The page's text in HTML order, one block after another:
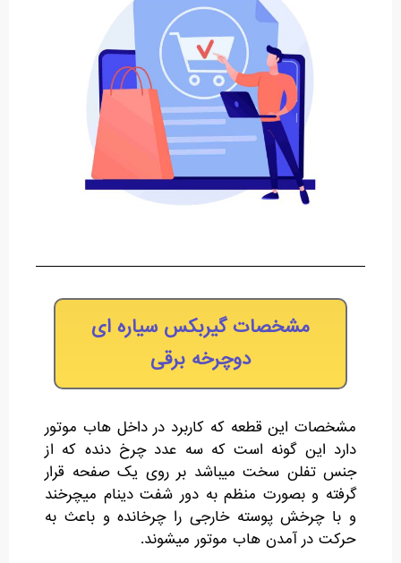
مشخصات گیربکس سیاره ای
دوچرخه برقی
مشخصات این قطعه که کاربرد در داخل هاب موتور
دارد این گونه است که سه عدد چرخ دنده که از
جنس تفلن سخت میباشد بر روی یک صفحه قرار
گرفته و بصورت منظم به دور شفت دینام میچرخند
و با چرخش پوسته خارجی را چرخانده و باعث به
حرکت در آمدن هاب موتور میشوند.